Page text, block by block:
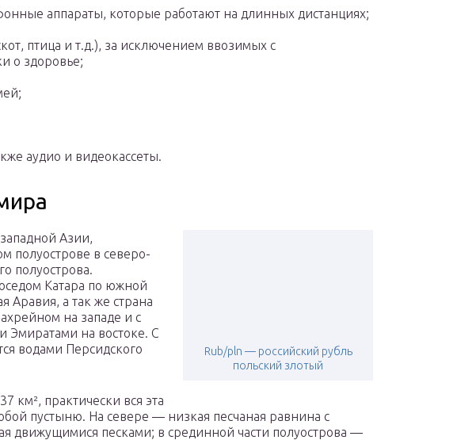
аппараты, которые работают на длинных дистанциях;
птица и т.д.), за исключением ввозимых с
о здоровье;
аудио и видеокассеты.
Rub/pln — российский рубль
польский злотый
Азии,
полуострове в северо-
полуострова.
Катара по южной
Аравия, а так же страна
на западе и с
на востоке. С
водами Персидского
км², практически вся эта
пустыню. На севере — низкая песчаная равнина с
движущимися песками; в срединной части полуострова —